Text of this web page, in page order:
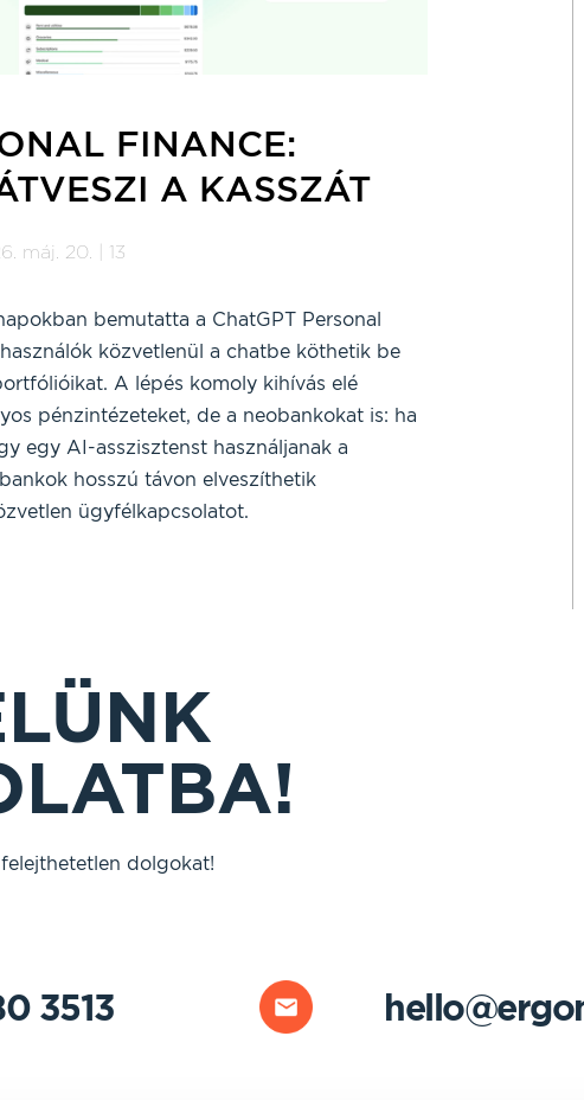
FINANCE:
A KASSZÁT
máj. 20. | 13
bemutatta a ChatGPT Personal
közvetlenül a chatbe köthetik be
A lépés komoly kihívás elé
pénzintézeteket, de a neobankokat is: ha
egy AI-asszisztenst használjanak a
hosszú távon elveszíthetik
ügyfélkapcsolatot.
dolgokat!
3513